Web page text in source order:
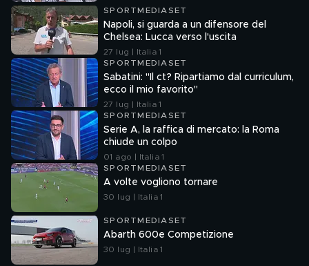
SPORTMEDIASET
Napoli, si guarda a un difensore del
Chelsea: Lucca verso l'uscita
27 lug | Italia 1
SPORTMEDIASET
Sabatini: "Il ct? Ripartiamo dal curriculum,
ecco il mio favorito"
27 lug | Italia 1
SPORTMEDIASET
Serie A, la raffica di mercato: la Roma
chiude un colpo
01 ago | Italia 1
SPORTMEDIASET
A volte vogliono tornare
30 lug | Italia 1
SPORTMEDIASET
Abarth 600e Competizione
30 lug | Italia 1